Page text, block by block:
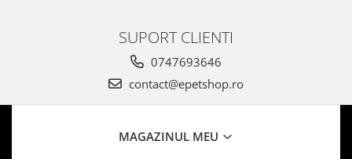
SUPORT CLIENTI
0747693646
contact@epetshop.ro
MAGAZINUL MEU